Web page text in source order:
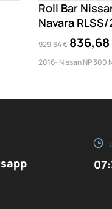
Roll Bar
Navara
929,64 €
2016- Nissan NP 300